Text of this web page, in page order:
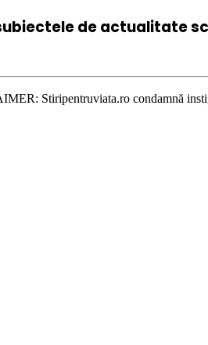
de actualitate
condamnă instigarea la